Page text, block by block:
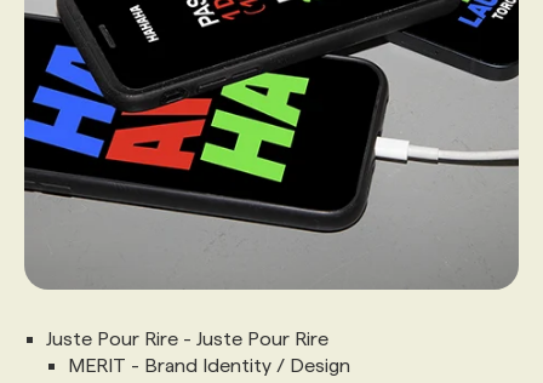
Juste Pour Rire - Juste Pour Rire
MERIT - Brand Identity / Design